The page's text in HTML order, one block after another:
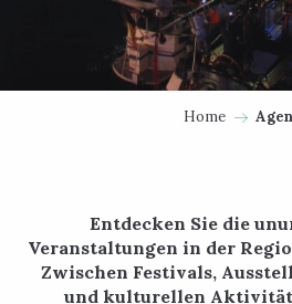
Home
Entdecken Sie die
Veranstaltungen in der
Zwischen Festivals,
und kulturellen